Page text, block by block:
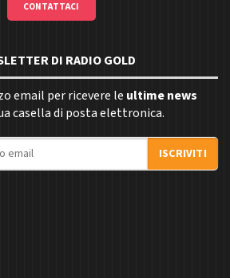
CONTATTACI
DI RADIO GOLD
email per ricevere le ultime news
casella di posta elettronica.
ISCRIVITI